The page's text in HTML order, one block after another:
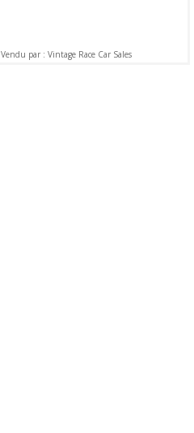
Vendu par : Vintage Race Car Sales